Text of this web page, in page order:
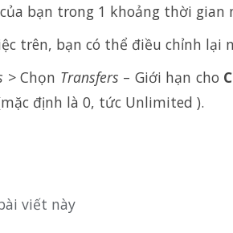
bạn trong 1 khoảng thời gian
trên, bạn có thể điều chỉnh lại
> Chọn Transfers – Giới hạn cho
định là 0, tức Unlimited ).
viết này